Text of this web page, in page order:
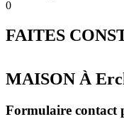
0
FAITES
MAISON À
Formulaire contact